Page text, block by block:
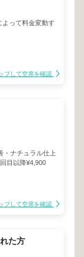
って料金変動す
プして空席を確認
・ナチュラル仕上
目以降¥4,900
プして空席を確認
た方